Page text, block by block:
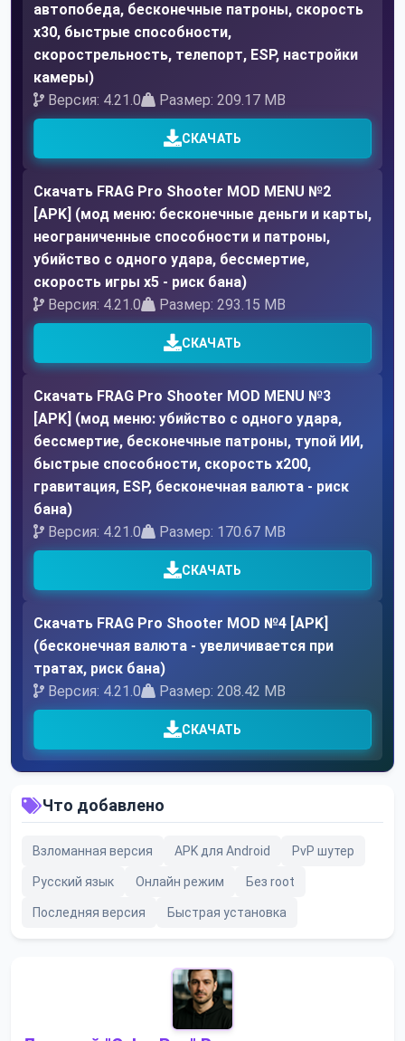
автопобеда, бесконечные патроны, скорость
x30, быстрые способности,
скорострельность, телепорт, ESP, настройки
камеры)
Версия: 4.21.0
Размер: 209.17 MB
СКАЧАТЬ
Скачать FRAG Pro Shooter MOD MENU №2
[APK] (мод меню: бесконечные деньги и карты,
неограниченные способности и патроны,
убийство с одного удара, бессмертие,
скорость игры x5 - риск бана)
Версия: 4.21.0
Размер: 293.15 MB
СКАЧАТЬ
Скачать FRAG Pro Shooter MOD MENU №3
[APK] (мод меню: убийство с одного удара,
бессмертие, бесконечные патроны, тупой ИИ,
быстрые способности, скорость x200,
гравитация, ESP, бесконечная валюта - риск
бана)
Версия: 4.21.0
Размер: 170.67 MB
СКАЧАТЬ
Скачать FRAG Pro Shooter MOD №4 [APK]
(бесконечная валюта - увеличивается при
тратах, риск бана)
Версия: 4.21.0
Размер: 208.42 MB
СКАЧАТЬ
Что добавлено
Взломанная версия APK для Android PvP шутер
Русский язык Онлайн режим Без root
Последняя версия Быстрая установка